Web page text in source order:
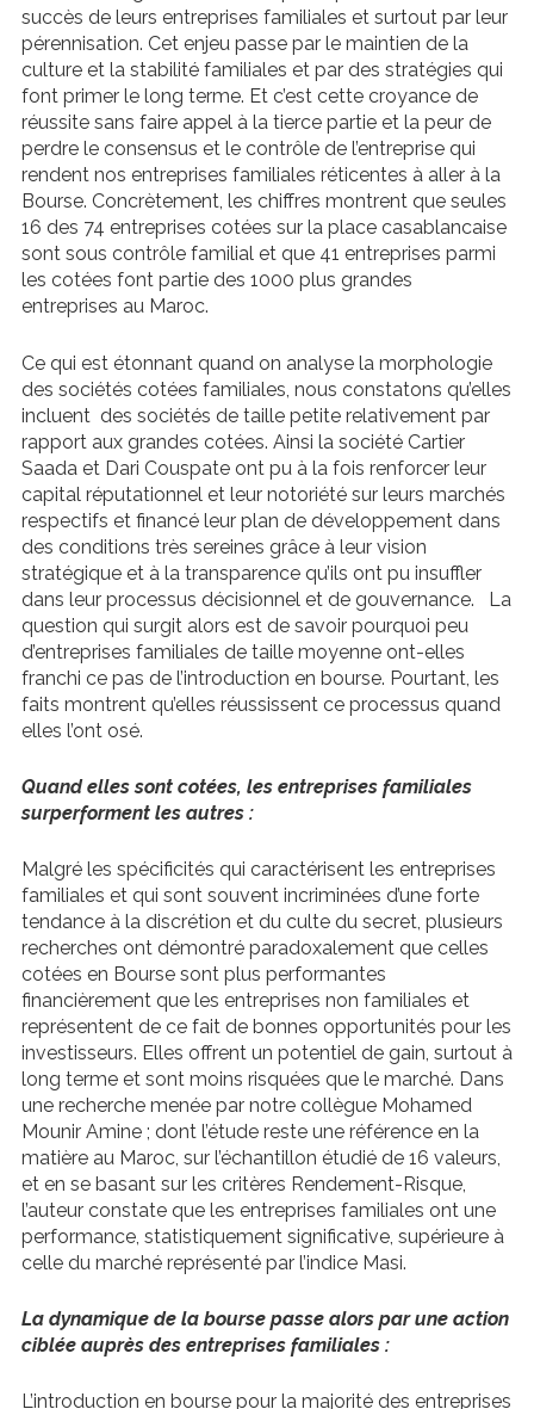
succès de leurs entreprises familiales et surtout par leur
pérennisation. Cet enjeu passe par le maintien de la
culture et la stabilité familiales et par des stratégies qui
font primer le long terme. Et c’est cette croyance de
réussite sans faire appel à la tierce partie et la peur de
perdre le consensus et le contrôle de l’entreprise qui
rendent nos entreprises familiales réticentes à aller à la
Bourse. Concrètement, les chiffres montrent que seules
16 des 74 entreprises cotées sur la place casablancaise
sont sous contrôle familial et que 41 entreprises parmi
les cotées font partie des 1000 plus grandes
entreprises au Maroc.
Ce qui est étonnant quand on analyse la morphologie
des sociétés cotées familiales, nous constatons qu’elles
incluent des sociétés de taille petite relativement par
rapport aux grandes cotées. Ainsi la société Cartier
Saada et Dari Couspate ont pu à la fois renforcer leur
capital réputationnel et leur notoriété sur leurs marchés
respectifs et financé leur plan de développement dans
des conditions très sereines grâce à leur vision
stratégique et à la transparence qu’ils ont pu insuffler
dans leur processus décisionnel et de gouvernance. La
question qui surgit alors est de savoir pourquoi peu
d’entreprises familiales de taille moyenne ont-elles
franchi ce pas de l’introduction en bourse. Pourtant, les
faits montrent qu’elles réussissent ce processus quand
elles l’ont osé.
Quand elles sont cotées, les entreprises familiales
surperforment les autres :
Malgré les spécificités qui caractérisent les entreprises
familiales et qui sont souvent incriminées d’une forte
tendance à la discrétion et du culte du secret, plusieurs
recherches ont démontré paradoxalement que celles
cotées en Bourse sont plus performantes
financièrement que les entreprises non familiales et
représentent de ce fait de bonnes opportunités pour les
investisseurs. Elles offrent un potentiel de gain, surtout à
long terme et sont moins risquées que le marché. Dans
une recherche menée par notre collègue Mohamed
Mounir Amine ; dont l’étude reste une référence en la
matière au Maroc, sur l’échantillon étudié de 16 valeurs,
et en se basant sur les critères Rendement-Risque,
l’auteur constate que les entreprises familiales ont une
performance, statistiquement significative, supérieure à
celle du marché représenté par l’indice Masi.
La dynamique de la bourse passe alors par une action
ciblée auprès des entreprises familiales :
L’introduction en bourse pour la majorité des entreprises